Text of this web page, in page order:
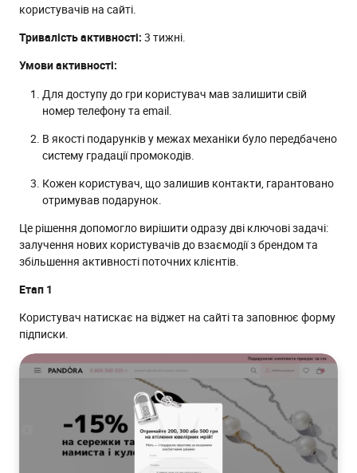
користувачів на сайті.
Тривалість активності: 3 тижні.‍‍
Умови активності:
Для доступу до гри користувач мав залишити свій
номер телефону та email.
В якості подарунків у межах механіки було передбачено
систему градації промокодів.
Кожен користувач, що залишив контакти, гарантовано
отримував подарунок.
Це рішення допомогло вирішити одразу дві ключові задачі:
залучення нових користувачів до взаємодії з брендом та
збільшення активності поточних клієнтів.
Етап 1
Користувач натискає на віджет на сайті та заповнює форму
підписки.